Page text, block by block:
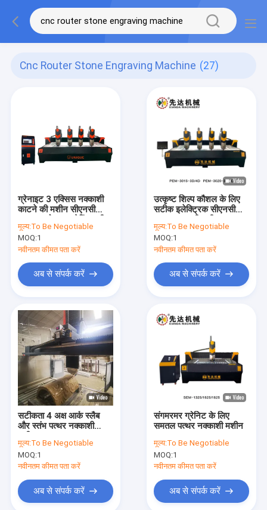
Cnc Router Stone Engraving Machine (27)
ग्रेनाइट 3 एक्सिस नक्काशी
काटने की मशीन सीएनसी
मूल्य:To Be Negotiable
MOQ:1
नवीनतम कीमत पता करें
अब से संपर्क करें
उत्कृष्ट शिल्प कौशल के लिए
सटीक इलेक्ट्रिक सीएनसी
मूल्य:To Be Negotiable
MOQ:1
नवीनतम कीमत पता करें
अब से संपर्क करें
सटीकता 4 अक्ष आर्क स्लैब
और स्तंभ पत्थर नक्काशी
मूल्य:To Be Negotiable
MOQ:1
नवीनतम कीमत पता करें
अब से संपर्क करें
संगमरमर ग्रेनिट के लिए
समतल पत्थर नक्काशी मशीन
मूल्य:To Be Negotiable
MOQ:1
नवीनतम कीमत पता करें
अब से संपर्क करें